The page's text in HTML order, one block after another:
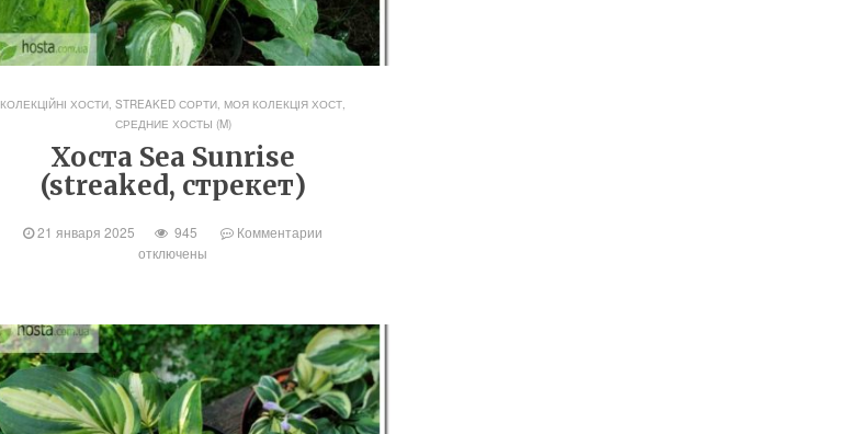
КОЛЕКЦІЙНІ ХОСТИ, STREAKED СОРТИ МОЯ КОЛЕКЦІЯ ХОСТ
СРЕДНИЕ ХОСТЫ (M)
Хоста Sea Sunrise
(streaked, стрекет)
21 января 2025 945
Комментарии
отключены